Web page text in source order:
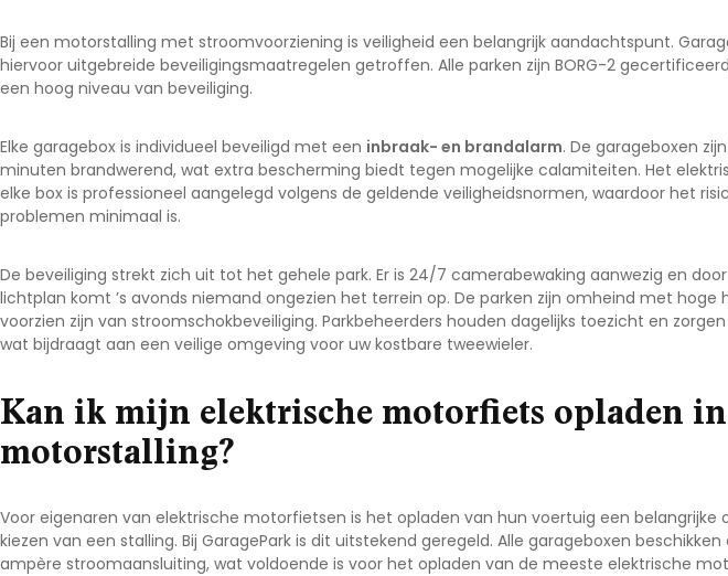
Bij een motorstalling met stroomvoorziening is veiligheid een belangrijk aandachtspunt.
hiervoor uitgebreide beveiligingsmaatregelen getroffen. Alle parken zijn BORG-2
een hoog niveau van beveiliging.
Elke garagebox is individueel beveiligd met een inbraak- en brandalarm. De garageboxen
minuten brandwerend, wat extra bescherming biedt tegen mogelijke calamiteiten. Het
elke box is professioneel aangelegd volgens de geldende veiligheidsnormen, waardoor het
problemen minimaal is.
De beveiliging strekt zich uit tot het gehele park. Er is 24/7 camerabewaking aanwezig en
lichtplan komt ’s avonds niemand ongezien het terrein op. De parken zijn omheind met hoge
voorzien zijn van stroomschokbeveiliging. Parkbeheerders houden dagelijks toezicht en
wat bijdraagt aan een veilige omgeving voor uw kostbare tweewieler.
Kan ik mijn elektrische motorfiets opladen in
motorstalling?
Voor eigenaren van elektrische motorfietsen is het opladen van hun voertuig een belangrijke
kiezen van een stalling. Bij GaragePark is dit uitstekend geregeld. Alle garageboxen beschikken
ampère stroomaansluiting, wat voldoende is voor het opladen van de meeste elektrische